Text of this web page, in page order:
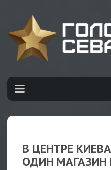
В ЦЕНТРЕ
ОДИН МАГАЗИН